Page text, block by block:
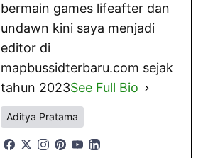
bermain games lifeafter dan
undawn kini saya menjadi
editor di
mapbussidterbaru.com sejak
tahun 2023See Full Bio
Aditya Pratama